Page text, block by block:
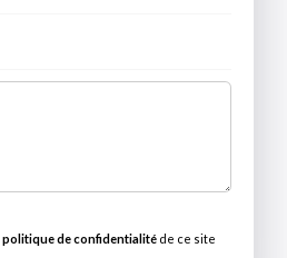
politique de confidentialitéde ce site